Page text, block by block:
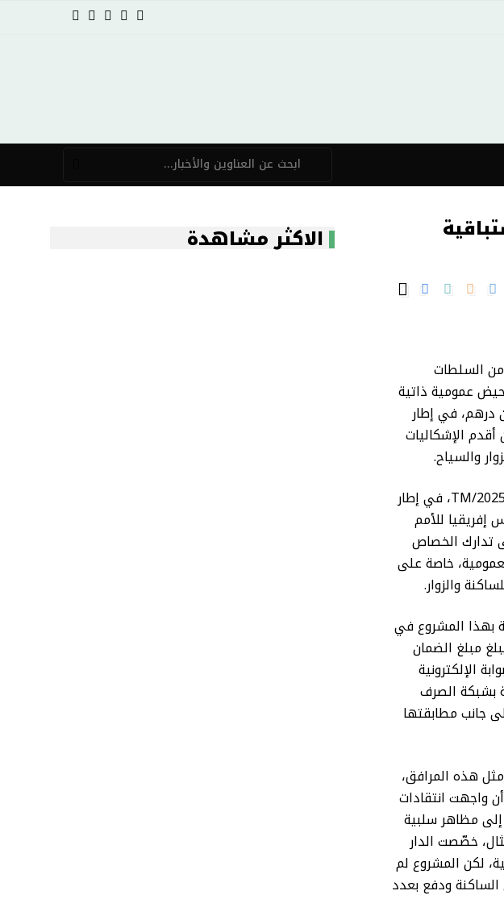
من السلطات
عمومية ذاتية
بكلفة إجمالية تقارب 15.5 مليون درهم، في إطار
الإشكاليات
والسياح.
و يندرج المشروع الذي أعلنت عنه الشركة تحت رقم 26/TM/2025، في إطار
إفريقيا للأمم
إلى تدارك الخصاص
خاصة على
والزوار.
بهذا المشروع في
يبلغ مبلغ الضمان
الإلكترونية
بشبكة الصرف
جانب مطابقتها
هذه المرافق،
واجهت انتقادات
مظاهر سلبية
خصّصت الدار
ذكية، لكن المشروع لم
ودفع بعدد
الاكثر مشاهدة